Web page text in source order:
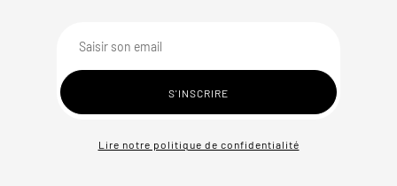
Lire notre politique de confidentialité